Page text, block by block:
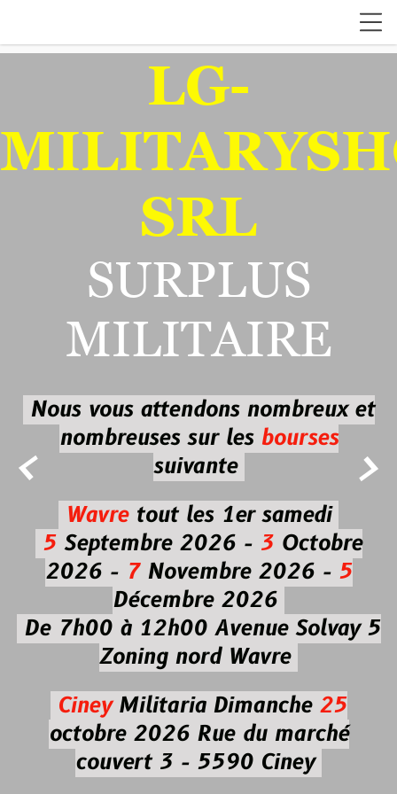
 
LG-
SRL
SURPLUS
MILITAIRE
Nous vous attendons nombreux et
nombreuses sur les bourses
suivante
Wavretout les 1er samedi
5Septembre 2026 - 3Octobre
2026 -7Novembre 2026 - 5
Décembre 2026
De 7h00 à 12h00 Avenue Solvay 5
Zoning nord Wavre
CineyMilitaria Dimanche 25
octobre 2026Rue du marché
couvert 3 - 5590 Ciney